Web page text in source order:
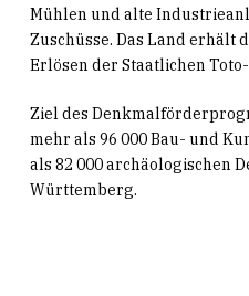
Mühlen und alte
Zuschüsse. Das Land erhält
Erlösen der Staatlichen
Ziel des
mehr als 96 000 Bau- und
als 82 000 archäologischen
Württemberg.